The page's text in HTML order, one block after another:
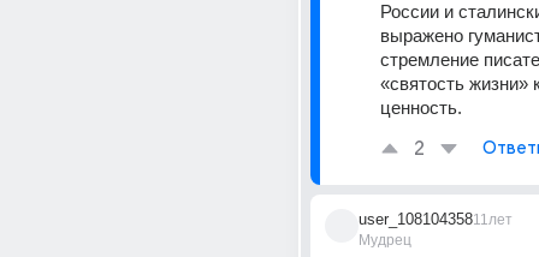
России и
выражено
стремление
«святость
ценность.
2
user_108104358
Мудрец
11лет